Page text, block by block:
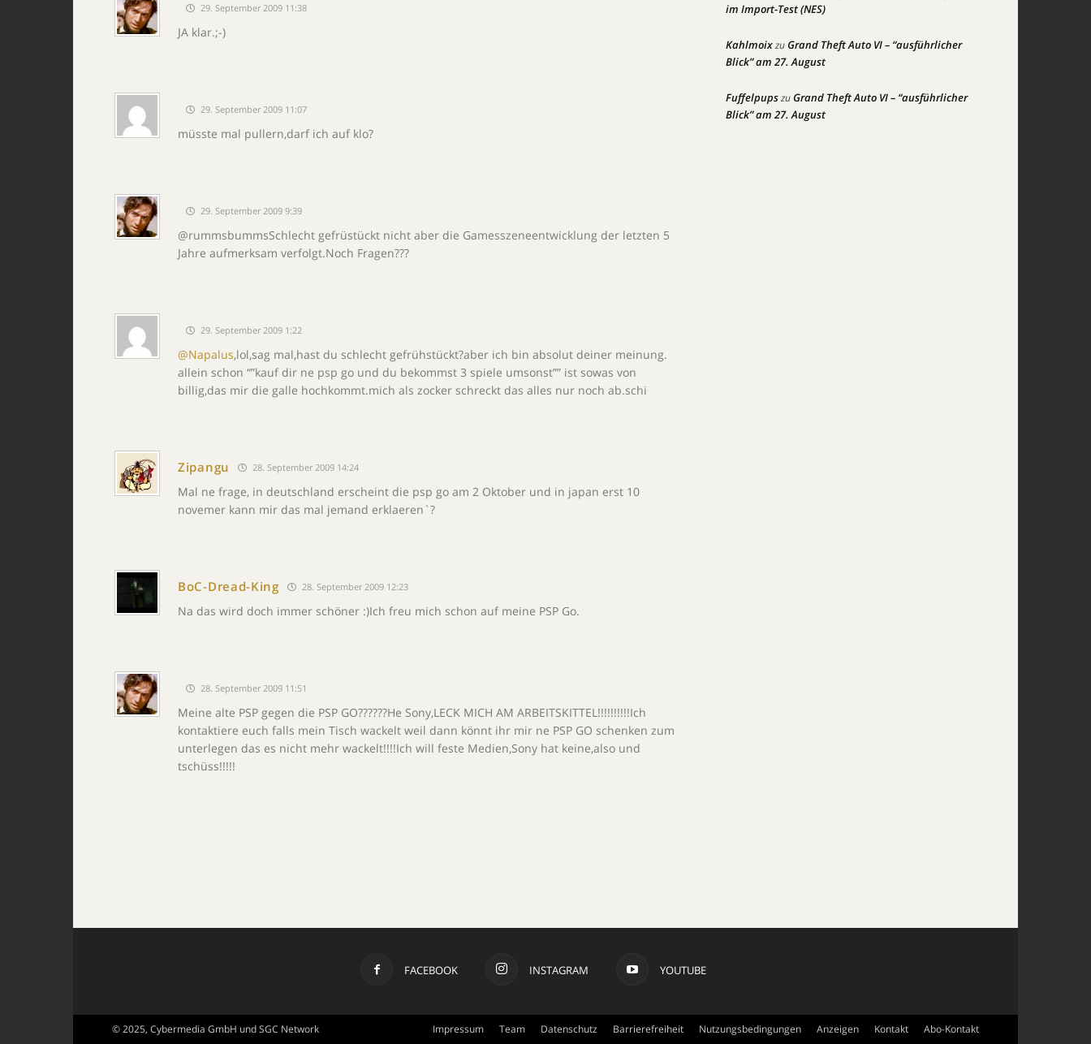
29. September 2009 11:38
JA klar.;-)
29. September 2009 11:07
müsste mal pullern,darf ich auf klo?
29. September 2009 9:39
@rummsbummsSchlecht gefrüstückt nicht aber die Gamesszeneentwicklung der letzten 5
Jahre aufmerksam verfolgt.Noch Fragen???
29. September 2009 1:22
@Napalus,lol,sag mal,hast du schlecht gefrühstückt?aber ich bin absolut deiner meinung.
allein schon “”kauf dir ne psp go und du bekommst 3 spiele umsonst”” ist sowas von
billig,das mir die galle hochkommt.mich als zocker schreckt das alles nur noch ab.schi
Zipangu 28. September 2009 14:24
Mal ne frage, in deutschland erscheint die psp go am 2 Oktober und in japan erst 10
novemer kann mir das mal jemand erklaeren`?
BoC-Dread-King 28. September 2009 12:23
Na das wird doch immer schöner :)Ich freu mich schon auf meine PSP Go.
28. September 2009 11:51
Meine alte PSP gegen die PSP GO??????He Sony,LECK MICH AM ARBEITSKITTEL!!!!!!!!!!Ich
kontaktiere euch falls mein Tisch wackelt weil dann könnt ihr mir ne PSP GO schenken zum
unterlegen das es nicht mehr wackelt!!!!Ich will feste Medien,Sony hat keine,also und
tschüss!!!!!
im Import-Test (NES)
KahlmoixzuGrand Theft Auto VI – “ausführlicher
Blick” am 27. August
FuffelpupszuGrand Theft Auto VI – “ausführlicher
Blick” am 27. August
FACEBOOK INSTAGRAM YOUTUBE
Impressum Team Datenschutz Barrierefreiheit Nutzungsbedingungen Anzeigen Kontakt Abo-Kontakt
© 2025, Cybermedia GmbH und SGC Network